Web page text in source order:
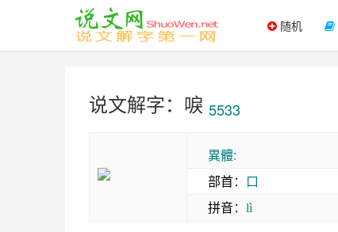
随机
说文解字：唳 5533
異體:
部首： 口
拼音： lì